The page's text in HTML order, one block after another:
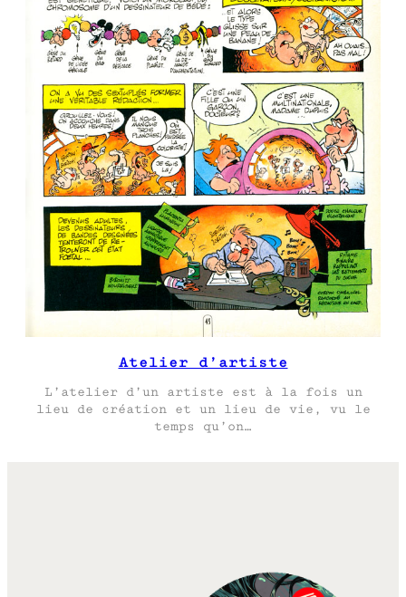
Atelier d’artiste
L’atelier d’un artiste est à la fois un
lieu de création et un lieu de vie, vu le
temps qu’on…